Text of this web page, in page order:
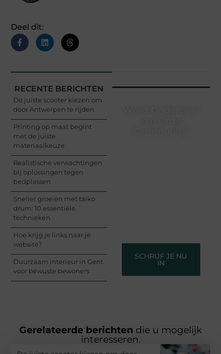
Deel dit:
RECENTE BERICHTEN
De juiste scooter kiezen om
door Antwerpen te rijden
Printing op maat begint
met de juiste
materiaalkeuze
Realistische verwachtingen
bij oplossingen tegen
bedplassen
Sneller groeien met taiko
drum: 10 essentiële
technieken
Hoe krijg je links naar je
website?
Duurzaam interieur in Gent
voor bewuste bewoners
SCHRIJF JE NU
IN
Gerelateerde berichten die u mogelijk
interesseren.